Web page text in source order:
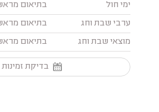
ימי חול
בתיאום
ערבי שבת וחג
בתיאום
מוצאי שבת וחג
בתיאום
בדיקת